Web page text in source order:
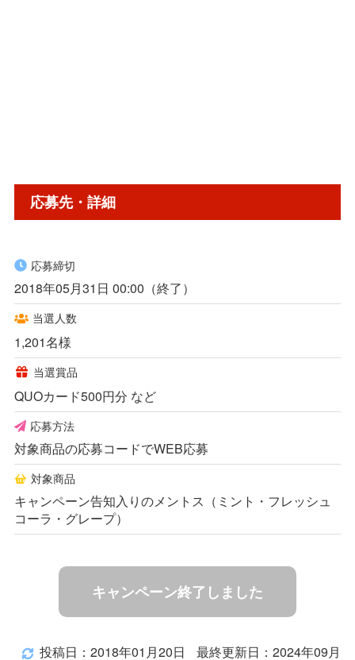
応募先・詳細
応募締切
2018年05月31日 00:00（終了）
当選人数
1,201名様
当選賞品
QUOカード500円分 など
応募方法
対象商品の応募コードでWEB応募
対象商品
キャンペーン告知入りのメントス（ミント・フレッシュ
コーラ・グレープ）
キャンペーン終了しました
投稿日：2018年01月20日 最終更新日：2024年09月